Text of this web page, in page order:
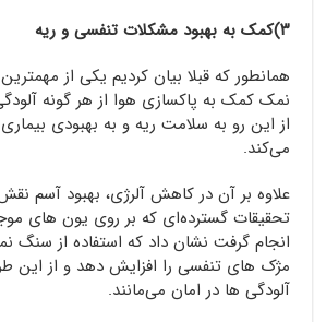
۳)کمک به بهبود مشکلات تنفسی و ریه
همانطور که قبلا بیان کردیم یکی از
نمک کمک به پاکسازی هوا از هر گونه
از این رو به سلامت ریه و به بهبودی
می‌کند.
علاوه بر آن در کاهش آلرژی، بهبود آسم
تحقیقات گسترده‌ای که بر روی یون های
انجام گرفت نشان داد که استفاده از سنگ
مژک های تنفسی را افزایش دهد و از این
آلودگی ها در امان می‌مانند.